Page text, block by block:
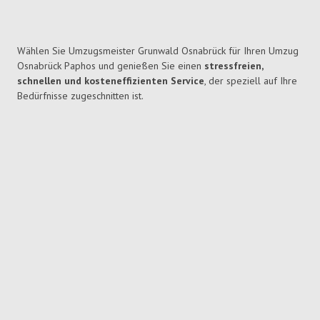
Wählen Sie Umzugsmeister Grunwald Osnabrück für Ihren Umzug
Osnabrück Paphos und genießen Sie einen stressfreien,
schnellen und kosteneffizienten Service, der speziell auf Ihre
Bedürfnisse zugeschnitten ist.